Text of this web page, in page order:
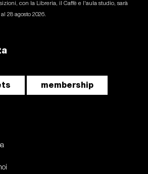
con la Libreria, il Caffè e l'aula studio, sarà
28 agosto 2026.
membership